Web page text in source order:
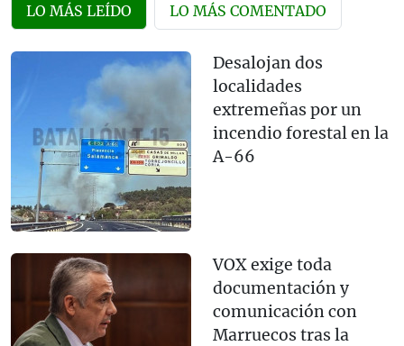
LO MÁS LEÍDO LO MÁS COMENTADO
Desalojan dos
localidades
extremeñas por un
incendio forestal en la
A-66
VOX exige toda
documentación y
comunicación con
Marruecos tras la